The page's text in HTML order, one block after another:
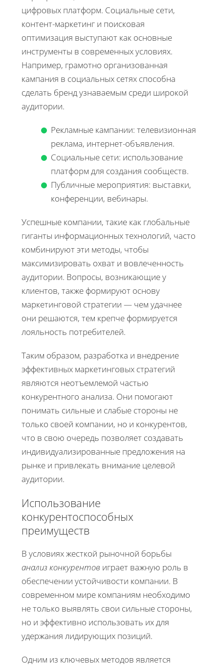
цифровых платформ. Социальные сети,
контент-маркетинг и поисковая
оптимизация выступают как основные
инструменты в современных условиях.
Например, грамотно организованная
кампания в социальных сетях способна
сделать бренд узнаваемым среди широкой
аудитории.
Рекламные кампании: телевизионная
реклама, интернет-объявления.
Социальные сети: использование
платформ для создания сообществ.
Публичные мероприятия: выставки,
конференции, вебинары.
Успешные компании, такие как глобальные
гиганты информационных технологий, часто
комбинируют эти методы, чтобы
максимизировать охват и вовлеченность
аудитории. Вопросы, возникающие у
клиентов, также формируют основу
маркетинговой стратегии — чем удачнее
они решаются, тем крепче формируется
лояльность потребителей.
Таким образом, разработка и внедрение
эффективных маркетинговых стратегий
являются неотъемлемой частью
конкурентного анализа. Они помогают
понимать сильные и слабые стороны не
только своей компании, но и конкурентов,
что в свою очередь позволяет создавать
индивидуализированные предложения на
рынке и привлекать внимание целевой
аудитории.
Использование
конкурентоспособных
преимуществ
В условиях жесткой рыночной борьбы
анализ конкурентов играет важную роль в
обеспечении устойчивости компании. В
современном мире компаниям необходимо
не только выявлять свои сильные стороны,
но и эффективно использовать их для
удержания лидирующих позиций.
Одним из ключевых методов является